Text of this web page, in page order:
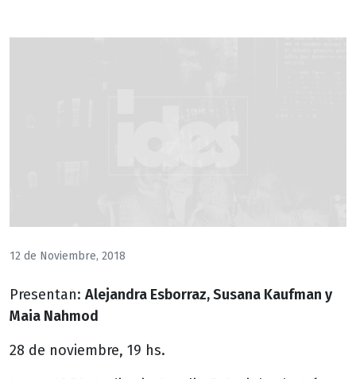
12 de Noviembre, 2018
Presentan: Alejandra Esborraz, Susana Kaufman y
Maia Nahmod
28 de noviembre, 19 hs.